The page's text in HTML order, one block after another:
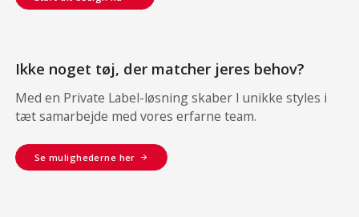
Ikke noget tøj, der matcher jeres behov?
Med en Private Label-løsning skaber I unikke styles i
tæt samarbejde med vores erfarne team.
Se mulighederne her